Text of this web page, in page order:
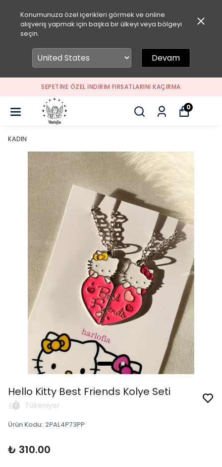
Konumunuza özel içerikleri görmek ve online
alışveriş yapmak için başka bir ülkeyi veya bölgeyi
seçin.
Devam
SEPETİNE ÖZEL İNDİRİM FIRSATLARINI KAÇIRMA
0
KADIN
Hello Kitty Best Friends Kolye Seti
Tükeniyor
Ürün Kodu: 2PAL4P73PP
₺ 310.00